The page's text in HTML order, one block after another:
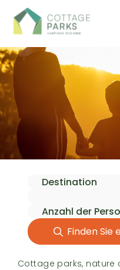
Finden Sie
Cottage parks, nature